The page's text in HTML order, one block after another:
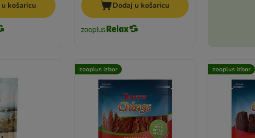
košaricu Dodaj u košaricu
zooplus izbor zooplus izbor